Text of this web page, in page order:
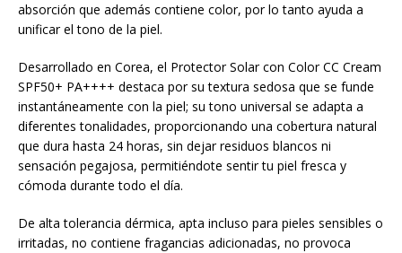
absorción que además contiene color, por lo tanto ayuda a
unificar el tono de la piel.
Desarrollado en Corea, el Protector Solar con Color CC Cream
SPF50+ PA++++ destaca por su textura sedosa que se funde
instantáneamente con la piel; su tono universal se adapta a
diferentes tonalidades, proporcionando una cobertura natural
que dura hasta 24 horas, sin dejar residuos blancos ni
sensación pegajosa, permitiéndote sentir tu piel fresca y
cómoda durante todo el día.
De alta tolerancia dérmica, apta incluso para pieles sensibles o
irritadas, no contiene fragancias adicionadas, no provoca